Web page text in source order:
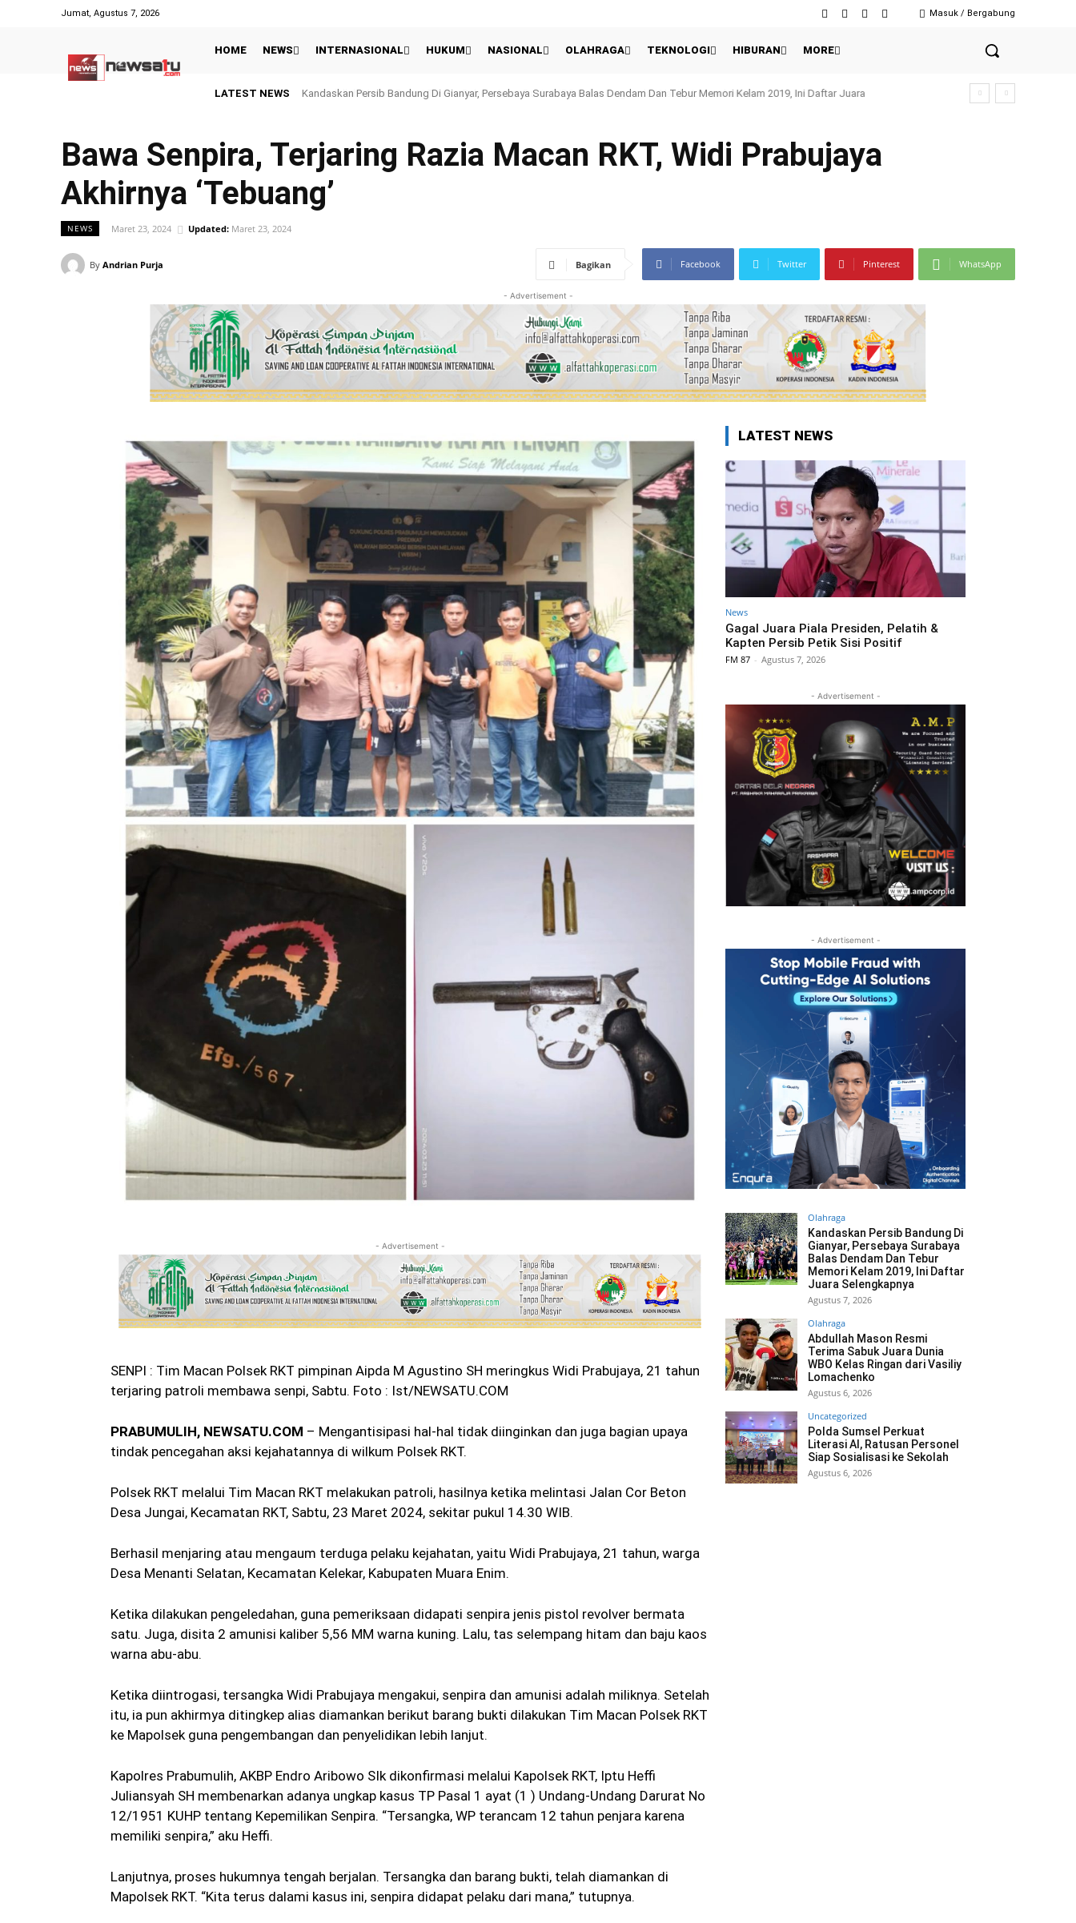
Jumat, Agustus 7, 2026 Masuk / Bergabung
HOME NEWS INTERNASIONAL HUKUM NASIONAL OLAHRAGA TEKNOLOGI HIBURAN MORE
LATEST NEWS Abdullah Mason Resmi Terima Sabuk Juara Dunia WBO Kelas Ringan dari Vasiliy Lomachenko
Bawa Senpira, Terjaring Razia Macan RKT, Widi Prabujaya
Akhirnya ‘Tebuang’
NEWS Maret 23, 2024 Updated: Maret 23, 2024
By Andrian Purja Bagikan Facebook Twitter Pinterest WhatsApp
- Advertisement -
- Advertisement -
SENPI : Tim Macan Polsek RKT pimpinan Aipda M Agustino SH meringkus Widi Prabujaya, 21 tahun
terjaring patroli membawa senpi, Sabtu. Foto : Ist/NEWSATU.COM
PRABUMULIH, NEWSATU.COM – Mengantisipasi hal-hal tidak diinginkan dan juga bagian upaya
tindak pencegahan aksi kejahatannya di wilkum Polsek RKT.
Polsek RKT melalui Tim Macan RKT melakukan patroli, hasilnya ketika melintasi Jalan Cor Beton
Desa Jungai, Kecamatan RKT, Sabtu, 23 Maret 2024, sekitar pukul 14.30 WIB.
Berhasil menjaring atau mengaum terduga pelaku kejahatan, yaitu Widi Prabujaya, 21 tahun, warga
Desa Menanti Selatan, Kecamatan Kelekar, Kabupaten Muara Enim.
Ketika dilakukan pengeledahan, guna pemeriksaan didapati senpira jenis pistol revolver bermata
satu. Juga, disita 2 amunisi kaliber 5,56 MM warna kuning. Lalu, tas selempang hitam dan baju kaos
warna abu-abu.
Ketika diintrogasi, tersangka Widi Prabujaya mengakui, senpira dan amunisi adalah miliknya. Setelah
itu, ia pun akhirmya ditingkep alias diamankan berikut barang bukti dilakukan Tim Macan Polsek RKT
ke Mapolsek guna pengembangan dan penyelidikan lebih lanjut.
Kapolres Prabumulih, AKBP Endro Aribowo SIk dikonfirmasi melalui Kapolsek RKT, Iptu Heffi
Juliansyah SH membenarkan adanya ungkap kasus TP Pasal 1 ayat (1 ) Undang-Undang Darurat No
12/1951 KUHP tentang Kepemilikan Senpira. “Tersangka, WP terancam 12 tahun penjara karena
memiliki senpira,” aku Heffi.
Lanjutnya, proses hukumnya tengah berjalan. Tersangka dan barang bukti, telah diamankan di
Mapolsek RKT. “Kita terus dalami kasus ini, senpira didapat pelaku dari mana,” tutupnya.
LATEST NEWS
News
Gagal Juara Piala Presiden, Pelatih &
Kapten Persib Petik Sisi Positif
FM 87 - Agustus 7, 2026
- Advertisement -
- Advertisement -
Olahraga
Kandaskan Persib Bandung Di
Gianyar, Persebaya Surabaya
Balas Dendam Dan Tebur
Memori Kelam 2019, Ini Daftar
Juara Selengkapnya
Agustus 7, 2026
Olahraga
Abdullah Mason Resmi
Terima Sabuk Juara Dunia
WBO Kelas Ringan dari Vasiliy
Lomachenko
Agustus 6, 2026
Uncategorized
Polda Sumsel Perkuat
Literasi AI, Ratusan Personel
Siap Sosialisasi ke Sekolah
Agustus 6, 2026